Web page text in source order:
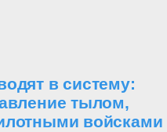
в систему:
тылом,
войсками